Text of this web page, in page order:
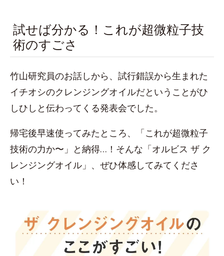
試せば分かる！これが超微粒子技
術のすごさ
竹山研究員のお話しから、試行錯誤から生まれた
イチオシのクレンジングオイルだということがひ
しひしと伝わってくる発表会でした。
帰宅後早速使ってみたところ、「これが超微粒子
技術の力か〜」と納得…！そんな「オルビス ザ ク
レンジングオイル」、ぜひ体感してみてくださ
い！